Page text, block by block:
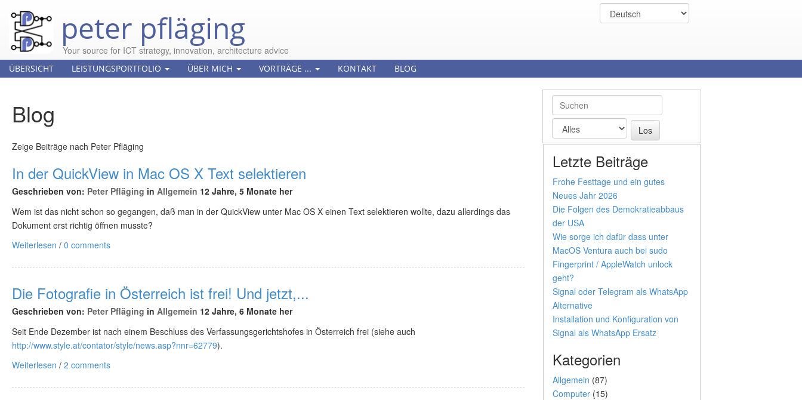
peter pfläging
Your source for ICT strategy, innovation, architecture advice
ÜBERSICHT LEISTUNGSPORTFOLIO ÜBER MICH VORTRÄGE ... KONTAKT BLOG
Blog
Zeige Beiträge nach Peter Pfläging
In der QuickView in Mac OS X Text selektieren
Geschrieben von: Peter Pfläging in Allgemein 12 Jahre, 5 Monate her
Wem ist das nicht schon so gegangen, daß man in der QuickView unter Mac OS X einen Text selektieren wollte, dazu allerdings das
Dokument erst richtig öffnen musste?
Weiterlesen / 0 comments
Die Fotografie in Österreich ist frei! Und jetzt,...
Geschrieben von: Peter Pfläging in Allgemein 12 Jahre, 6 Monate her
Seit Ende Dezember ist nach einem Beschluss des Verfassungsgerichtshofes in Österreich frei (siehe auch
http://www.style.at/contator/style/news.asp?nnr=62779).
Weiterlesen / 2 comments
Letzte Beiträge
Frohe Festtage und ein gutes
Neues Jahr 2026
Die Folgen des Demokratieabbaus
der USA
Wie sorge ich dafür dass unter
MacOS Ventura auch bei sudo
Fingerprint / AppleWatch unlock
geht?
Signal oder Telegram als WhatsApp
Alternative
Installation und Konfiguration von
Signal als WhatsApp Ersatz
Kategorien
Allgemein (87)
Computer(15)